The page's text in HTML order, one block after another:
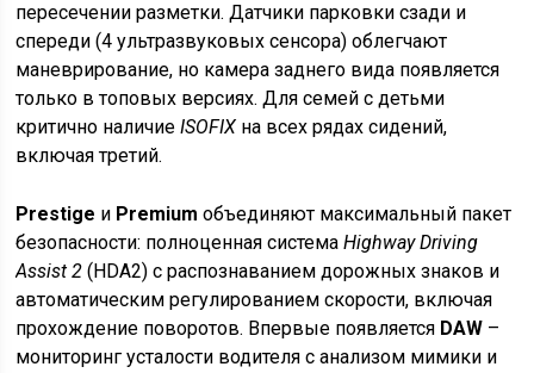
пересечении разметки. Датчики парковки сзади и
спереди (4 ультразвуковых сенсора) облегчают
маневрирование, но камера заднего вида появляется
только в топовых версиях. Для семей с детьми
критично наличиеISOFIX на всех рядах сидений,
включая третий.
Prestige и Premium объединяют максимальный пакет
безопасности: полноценная системаHighway Driving
Assist 2 (HDA2) с распознаванием дорожных знаков и
автоматическим регулированием скорости, включая
прохождение поворотов. Впервые появляется DAW –
мониторинг усталости водителя с анализом мимики и